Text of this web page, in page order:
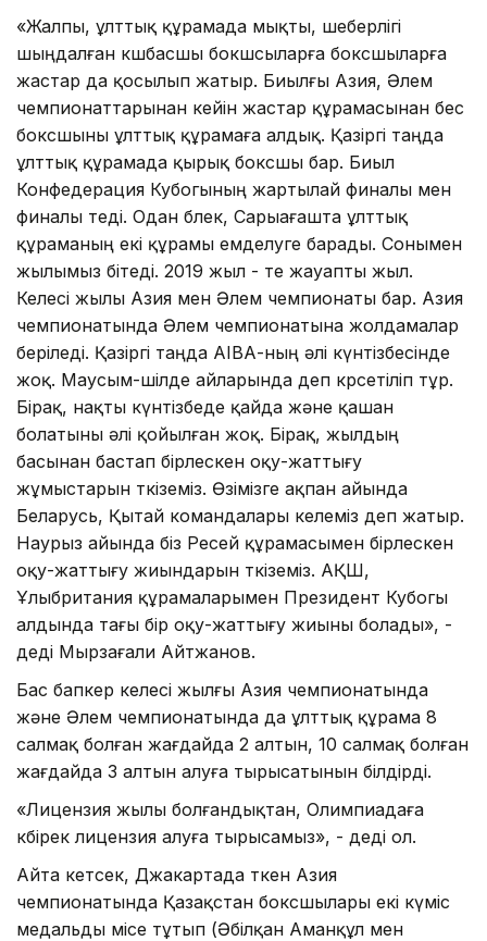
«Жалпы, ұлттық құрамада мықты, шеберлігі
шыңдалған көшбасшы бокшсыларға боксшыларға
жастар да қосылып жатыр. Биылғы Азия, Әлем
чемпионаттарынан кейін жастар құрамасынан бес
боксшыны ұлттық құрамаға алдық. Қазіргі таңда
ұлттық құрамада қырық боксшы бар. Биыл
Конфедерация Кубогының жартылай финалы мен
финалы өтеді. Одан бөлек, Сарыағашта ұлттық
құраманың екі құрамы емделуге барады. Сонымен
жылымыз бітеді. 2019 жыл - өте жауапты жыл.
Келесі жылы Азия мен Әлем чемпионаты бар. Азия
чемпионатында Әлем чемпионатына жолдамалар
беріледі. Қазіргі таңда АІВА-ның әлі күнтізбесінде
жоқ. Маусым-шілде айларында деп көрсетіліп тұр.
Бірақ, нақты күнтізбеде қайда және қашан
болатыны әлі қойылған жоқ. Бірақ, жылдың
басынан бастап бірлескен оқу-жаттығу
жұмыстарын өткіземіз. Өзімізге ақпан айында
Беларусь, Қытай командалары келеміз деп жатыр.
Наурыз айында біз Ресей құрамасымен бірлескен
оқу-жаттығу жиындарын өткіземіз. АҚШ,
Ұлыбритания құрамаларымен Президент Кубогы
алдында тағы бір оқу-жаттығу жиыны болады», -
деді Мырзағали Айтжанов.
Бас бапкер келесі жылғы Азия чемпионатында
және Әлем чемпионатында да ұлттық құрама 8
салмақ болған жағдайда 2 алтын, 10 салмақ болған
жағдайда 3 алтын алуға тырысатынын білдірді.
«Лицензия жылы болғандықтан, Олимпиадаға
көбірек лицензия алуға тырысамыз», - деді ол.
Айта кетсек, Джакартада өткен Азия
чемпионатында Қазақстан боксшылары екі күміс
медальды місе тұтып (Әбілқан Аманқұл мен